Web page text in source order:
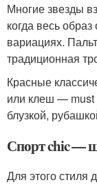
Многие звезды
когда весь
вариациях.
традиционная
Красные
или клеш — must
блузкой,
Спорт chic —
Для этого стиля